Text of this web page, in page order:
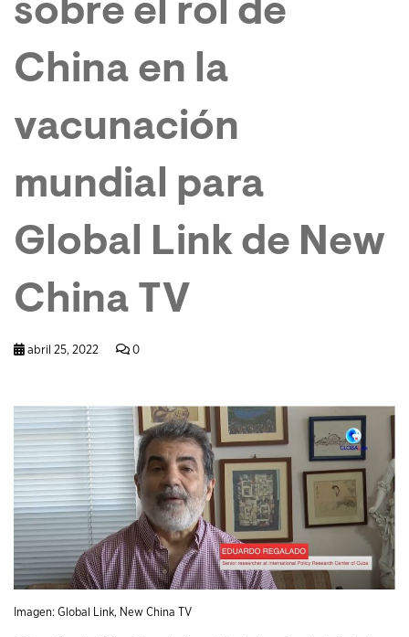
sobre el rol de
China en la
vacunación
mundial para
Global Link de New
China TV
abril 25, 2022 0
Imagen: Global Link, New China TV